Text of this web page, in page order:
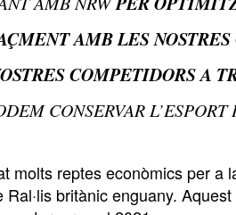
AMB LES
COMPETIDORS A
CONSERVAR
molts reptes econòmics per a
Ral·lis britànic enguany.